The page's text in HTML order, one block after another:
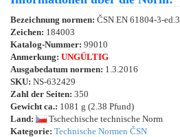
Bezeichnung normen: ČSN EN 61804-3-ed.3
Zeichen: 184003
Katalog-Nummer: 99010
Anmerkung: UNGÜLTIG
Ausgabedatum normen: 1.3.2016
SKU: NS-632429
Zahl der Seiten: 350
Gewicht ca.: 1081 g (2.38 Pfund)
Land:
Tschechische technische Norm
Kategorie: Technische Normen ČSN